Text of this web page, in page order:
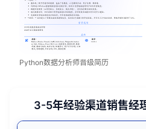
Python数据分析师晋级简历
3-5年经验渠道销售经